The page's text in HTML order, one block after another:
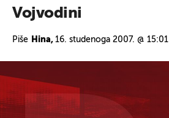
Vojvodini
Piše Hina, 16. studenoga 2007. @ 15:01